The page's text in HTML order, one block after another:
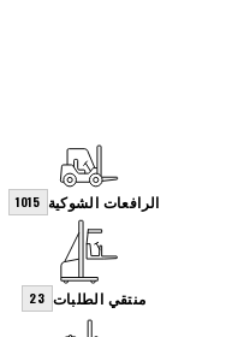
الرافعات الشوكية 1015
منتقي الطلبات 23